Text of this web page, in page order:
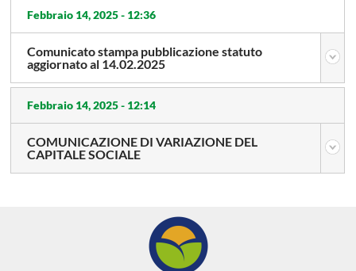
Febbraio 14, 2025 - 12:36
Comunicato stampa pubblicazione statuto
aggiornato al 14.02.2025
Febbraio 14, 2025 - 12:14
COMUNICAZIONE DI VARIAZIONE DEL
CAPITALE SOCIALE